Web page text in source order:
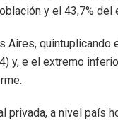
y el 43,7%
quintuplicando
y, e el extremo
privada, a nivel país